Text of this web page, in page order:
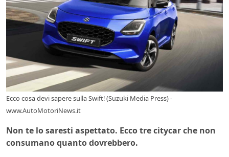
Ecco cosa devi sapere sulla Swift! (Suzuki Media Press) -
www.AutoMotoriNews.it
Non te lo saresti aspettato. Ecco tre citycar che non
consumano quanto dovrebbero.